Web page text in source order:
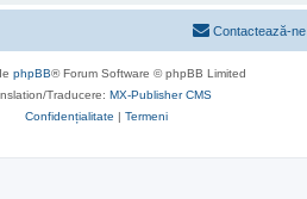
Contactează-ne
phpBB® Forum Software © phpBB Limited
Traducere: MX-Publisher CMS
Confidențialitate | Termeni